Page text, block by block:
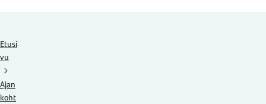
Etusi
vu
Ajan
koht